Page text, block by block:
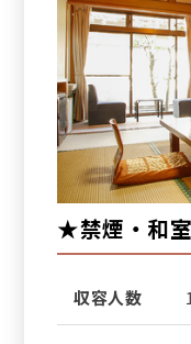
★禁煙・和
収容人数